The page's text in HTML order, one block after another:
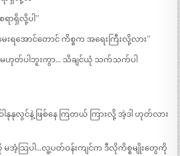
ရာရှိလို့ပါ”
းရအောင်တောင် ကိစ္စက အရေးကြီးလို့လား”
ဟုတ်ပါဘူးကွာ… သိချင်ယုံ သက်သက်ပါ
ဝါနုနုလွင်နဲ့ ဖြစ်နေ ကြတယ် ကြားလို့ အဲ့ဒါ ဟုတ်လား
မအံ့သြပါ…လူ့ပတ်ဝန်းကျင်က ဒီလိုကိစ္စမျိုးတွေကို